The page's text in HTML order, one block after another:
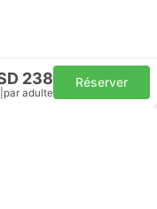
238
par adulte
Réserver